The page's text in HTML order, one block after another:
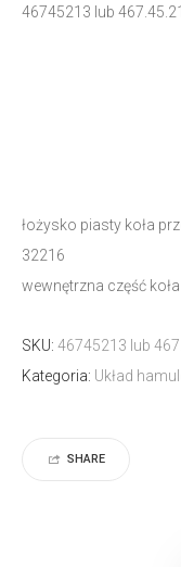
46745213 lub
łożysko piasty koła
32216
wewnętrzna część koła
SKU: 46745213 lub
Kategoria: Układ
SHARE